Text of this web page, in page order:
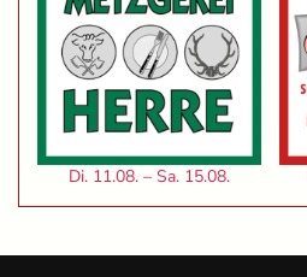
Di. 11.08. – Sa. 15.08.